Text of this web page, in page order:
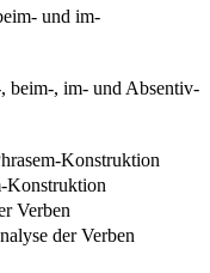
und im-
beim-, im- und Absentiv-
Konstruktion
Konstruktion
Verben
der Verben